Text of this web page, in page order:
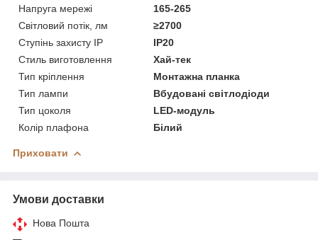
Напруга мережі
165-265
Світловий потік, лм
≥2700
Ступінь захисту IP
IP20
Стиль виготовлення
Хай-тек
Тип кріплення
Монтажна планка
Тип лампи
Вбудовані світлодіоди
Тип цоколя
LED-модуль
Колір плафона
Білий
Приховати
Умови доставки
Нова Пошта